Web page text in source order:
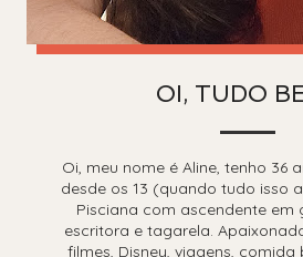
OI, TUDO
Oi, meu nome é Aline, tenho 36
desde os 13 (quando tudo isso
Pisciana com ascendente em
escritora e tagarela.
filmes, Disney, viagens, comida